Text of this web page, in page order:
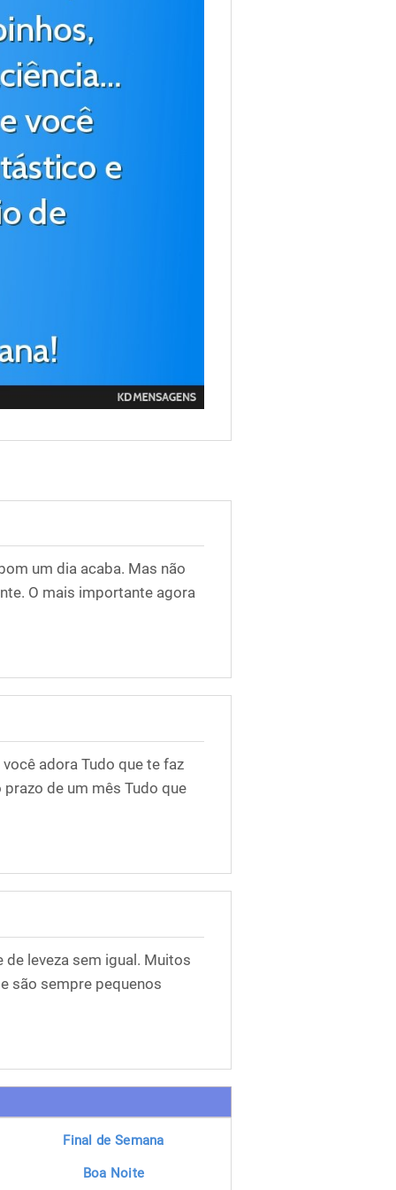
um dia acaba. Mas não
O mais importante agora
adora Tudo que te faz
de um mês Tudo que
de leveza sem igual. Muitos
são sempre pequenos
Final de Semana
Boa Noite